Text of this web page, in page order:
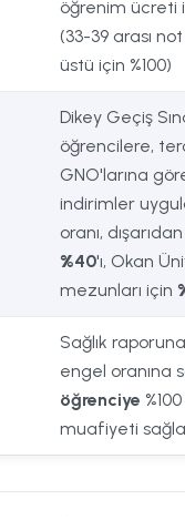
öğrenim ücreti
(33-39 arası
üstü için %100)
Dikey Geçiş
öğrencilere,
GNO'larına
indirimler
oranı,
%40'ı, Okan
mezunları için
Sağlık
engel oranına
öğrenciye
muafiyeti